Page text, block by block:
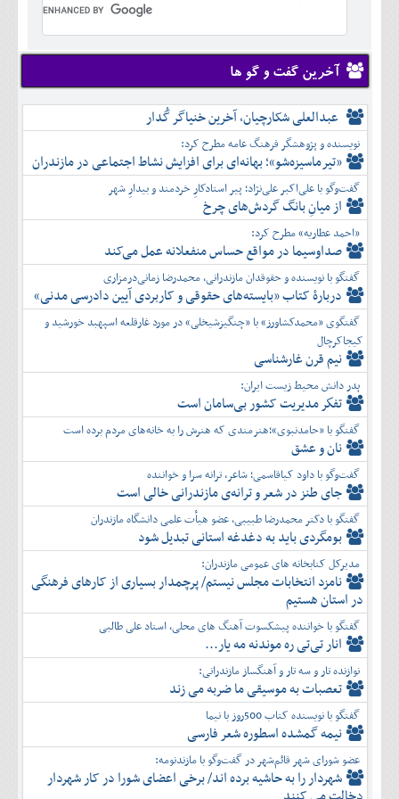
دی
بهمن
اسفند
آبان
آذر
دی
بهمن
اسفند
شهريور
مهر
آبان
آذر
دی
بهمن
اسفند
تير
مرداد
شهريور
مهر
آبان
آذر
دی
بهمن
اسفند
آخرین گفت و گو ها
عبدالعلی شکارچیان، آخرین خنیاگر گُدار
نویسنده و پژوهشگر فرهنگ عامه مطرح کرد:
«تیرماسیزه‌شو»؛ بهانه‌ای برای افزایش نشاط اجتماعی در مازندران
گفت‌وگو با علی‌اکبر علی‌نژاد؛ پیر استادکارِ خردمند و بیدارِ شهر
از میانِ بانگ گردش‌های چرخ
«احمد عطاریه» مطرح کرد:
صداوسیما در مواقع حساس منفعلانه عمل می‌کند
گفتگو با نویسنده و حقوقدان مازندرانی، محمدرضا زمانی‌درمزاری
دربارۀ کتاب ”بایسته‌های حقوقی و کاربردی آیین دادرسی مدنی»
گفتگوی «محمدکشاورز» با «چنگیزشیخلی» در مورد غارقلعه اسپهبد خورشید و
کیجاکرچال
نیم قرن غارشناسی
پدر دانش محیط زیست ایران:
تفكر مديريت کشور بی‌سامان است
گفتگو با «حامدنبوی»؛هنرمندی که هنرش را به خانه‌های مردم برده است
نان و عشق
گفت‌وگو با داود کیاقاسمی؛ شاعر، ترانه سرا و خواننده
جای طنز در شعر و ترانه‌ی مازندرانی خالی است
گفتگو با دکتر محمدرضا طبیبی، عضو هیأت علمی دانشگاه مازندران
بومگردی باید به دغدغه استانی تبدیل شود
مدیرکل کتابخانه های عمومی مازندران:
نامزد انتخابات مجلس نیستم/ پرچمدار بسیاری از کارهای فرهنگی
در استان هستیم
گفتگو با خواننده پیشکسوت آهنگ های محلی، استاد علی طالبی
انار تی‌تی ره موندنه مه یار...
نوازنده تار و سه تار و آهنگساز مازندرانی:
تعصبات به موسیقی ما ضربه می زند
گفتگو با نویسنده کتاب 500روز با نیما
نیمه گمشده اسطوره شعر فارسی
عضو شورای شهر قائم‌شهر در گفت‌و‌گو با مازندنومه:
شهردار را به حاشیه برده اند/ برخی اعضای شورا در کار شهردار